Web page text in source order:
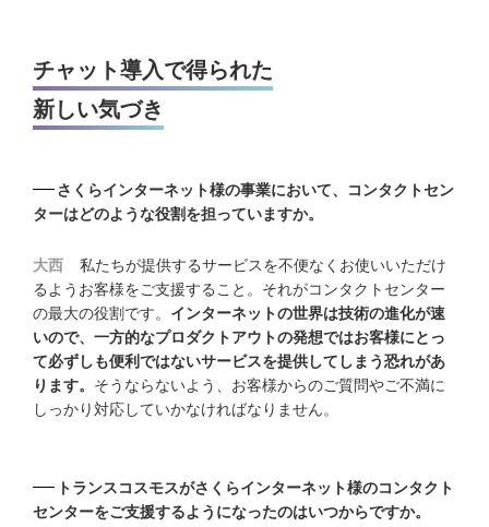
チャット導入で得られた
新しい気づき
さくらインターネット様の事業において、コンタクトセン
ターはどのような役割を担っていますか。
大西
私たちが提供するサービスを不便なくお使いいただけ
るようお客様をご支援すること。それがコンタクトセンター
の最大の役割です。 インターネットの世界は技術の進化が速
いので、一方的なプロダクトアウトの発想ではお客様にとっ
て必ずしも便利ではないサービスを提供してしまう恐れがあ
ります。 そうならないよう、お客様からのご質問やご不満に
しっかり対応していかなければなりません。
トランスコスモスがさくらインターネット様のコンタクト
センターをご支援するようになったのはいつからですか。